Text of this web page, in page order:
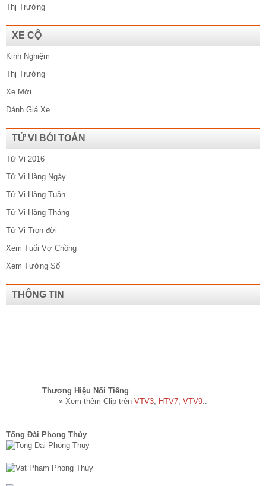
Thị Trường
XE CỘ
Kinh Nghiệm
Thị Trường
Xe Mới
Đánh Giá Xe
TỬ VI BÓI TOÁN
Tử Vi 2016
Tử Vi Hàng Ngày
Tử Vi Hàng Tuần
Tử Vi Hàng Tháng
Tử Vi Trọn đời
Xem Tuổi Vợ Chồng
Xem Tướng Số
THÔNG TIN
Thương Hiệu Nổi Tiếng​
» Xem thêm Clip trên VTV3 HTV7 VTV9
Tổng Đài Phong Thủy